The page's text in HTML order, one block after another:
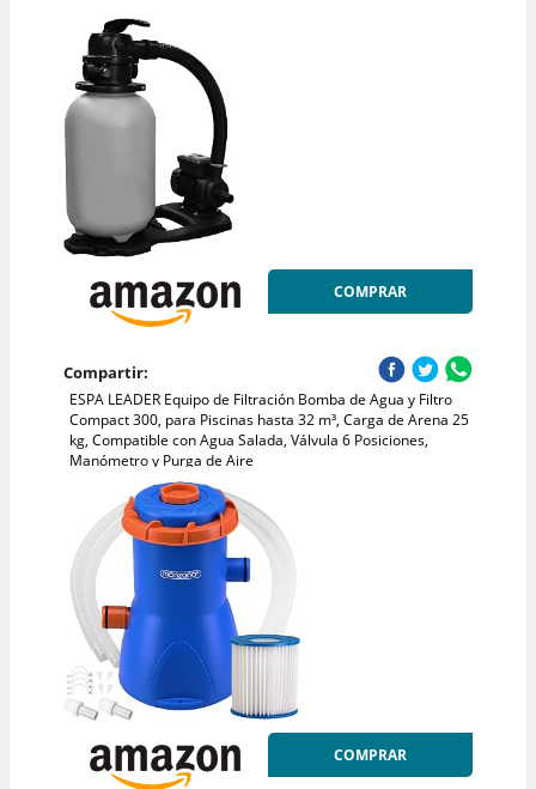
COMPRAR
Compartir:
ESPA LEADER Equipo de Filtración Bomba de Agua y Filtro
Compact 300, para Piscinas hasta 32 m³, Carga de Arena 25
kg, Compatible con Agua Salada, Válvula 6 Posiciones,
Manómetro y Purga de Aire
COMPRAR